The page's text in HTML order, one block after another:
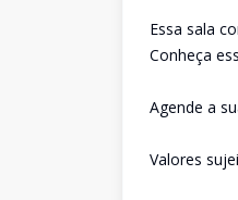
Essa sala
Conheça
Agende a
Valores